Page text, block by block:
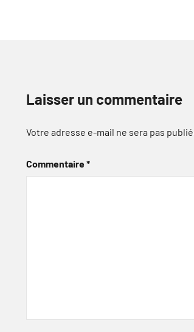
Laisser un commentaire
Votre adresse e-mail ne sera pas
Commentaire*